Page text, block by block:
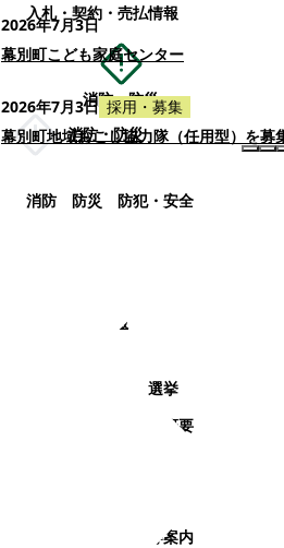
入札・契約・売払情報
消防・防災
消防・防災
消防 防災 防犯・安全
町政情報
選挙
町の概要
観光地・公共施設等案内
2026年7月3日
幕別町こども家庭センター
2026年7月3日 採用・募集
幕別町地域おこし協力隊（任用型）を募